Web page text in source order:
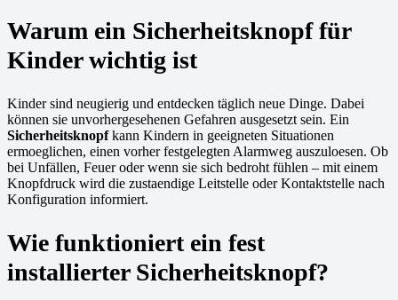
Warum ein Sicherheitsknopf für
Kinder wichtig ist
Kinder sind neugierig und entdecken täglich neue Dinge. Dabei
können sie unvorhergesehenen Gefahren ausgesetzt sein. Ein
Sicherheitsknopfkann Kindern in geeigneten Situationen
ermoeglichen, einen vorher festgelegten Alarmweg auszuloesen. Ob
bei Unfällen, Feuer oder wenn sie sich bedroht fühlen – mit einem
Knopfdruck wird die zustaendige Leitstelle oder Kontaktstelle nach
Konfiguration informiert.
Wie funktioniert ein fest
installierter Sicherheitsknopf?